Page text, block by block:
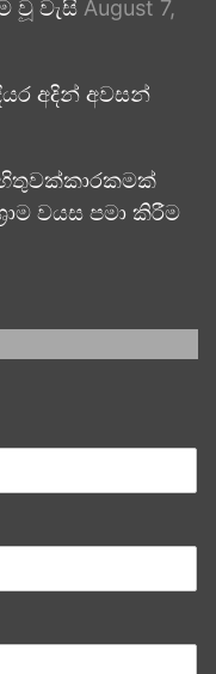
වූ වැසි August 7,
අදින් අවසන්
වයස පමා කිරීම